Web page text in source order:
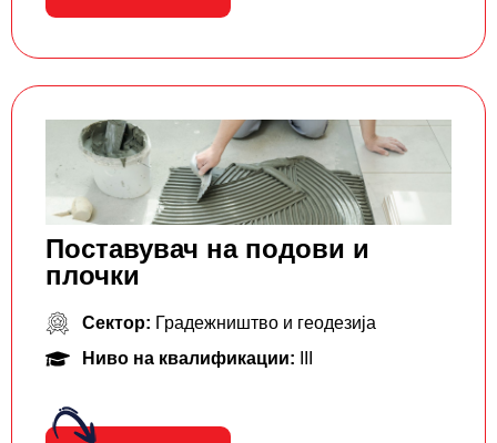
Поставувач на подови и
плочки
Сектор: Градежништво и геодезија
Ниво на квалификации: